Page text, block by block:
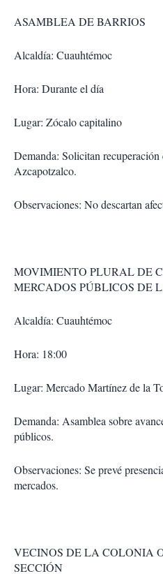
ASAMBLEA DE BARRIOS
Alcaldía: Cuauhtémoc
Hora: Durante el día
Lugar: Zócalo capitalino
Demanda: Solicitan recuperación
Azcapotzalco.
Observaciones: No descartan
MOVIMIENTO PLURAL DE
MERCADOS PÚBLICOS DE
Alcaldía: Cuauhtémoc
Hora: 18:00
Lugar: Mercado Martínez de la
Demanda: Asamblea sobre
públicos.
Observaciones: Se prevé
mercados.
VECINOS DE LA COLONIA
SECCIÓN